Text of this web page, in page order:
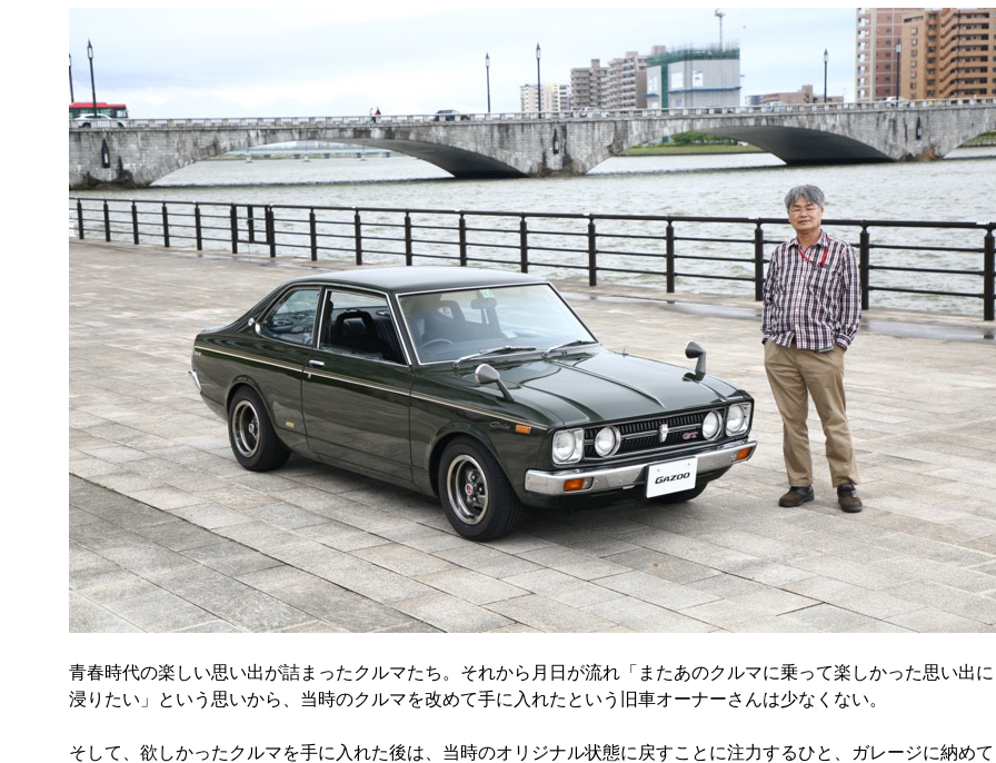
青春時代の楽しい思い出が詰まったクルマたち。それから月日が流れ「またあのクルマに乗って楽しかった思い出に
浸りたい」という思いから、当時のクルマを改めて手に入れたという旧車オーナーさんは少なくない。
そして、欲しかったクルマを手に入れた後は、当時のオリジナル状態に戻すことに注力するひと、ガレージに納めて